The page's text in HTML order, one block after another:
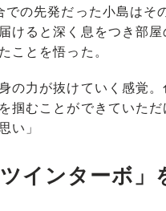
での先発だった小島はそ
けると深く息をつき部
ことを悟った。
の力が抜けていく感覚
掴むことができていた
い」
ツインターボ」